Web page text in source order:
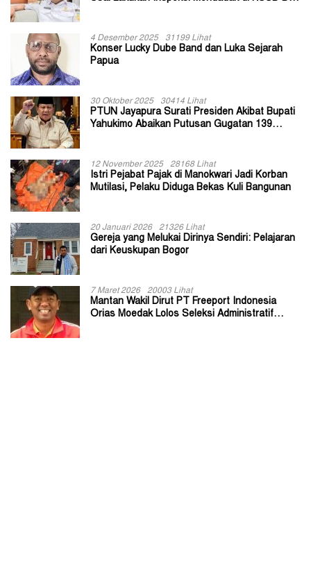
4 Desember 2025 31199 Lihat
Konser Lucky Dube Band dan Luka Sejarah
Papua
30 Oktober 2025 30414 Lihat
PTUN Jayapura Surati Presiden Akibat Bupati
Yahukimo Abaikan Putusan Gugatan 139
12 November 2025 28168 Lihat
Istri Pejabat Pajak di Manokwari Jadi Korban
Mutilasi, Pelaku Diduga Bekas Kuli Bangunan
20 Januari 2026 21326 Lihat
Gereja yang Melukai Dirinya Sendiri: Pelajaran
dari Keuskupan Bogor
7 Maret 2026 20003 Lihat
Mantan Wakil Dirut PT Freeport Indonesia
Orias Moedak Lolos Seleksi Administratif